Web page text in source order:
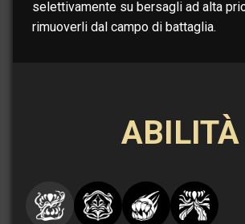
selettivamente su bersagli ad alta
rimuoverli dal campo di battaglia.
ABILITÀ